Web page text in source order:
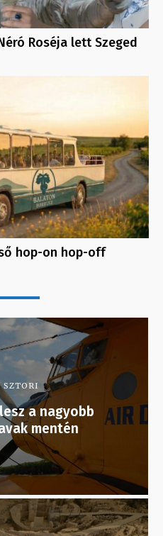
Roséja lett Szeged
hop-on hop-off
SZTORI
a nagyobb
mentén